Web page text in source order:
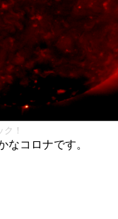
！
なコロナです。